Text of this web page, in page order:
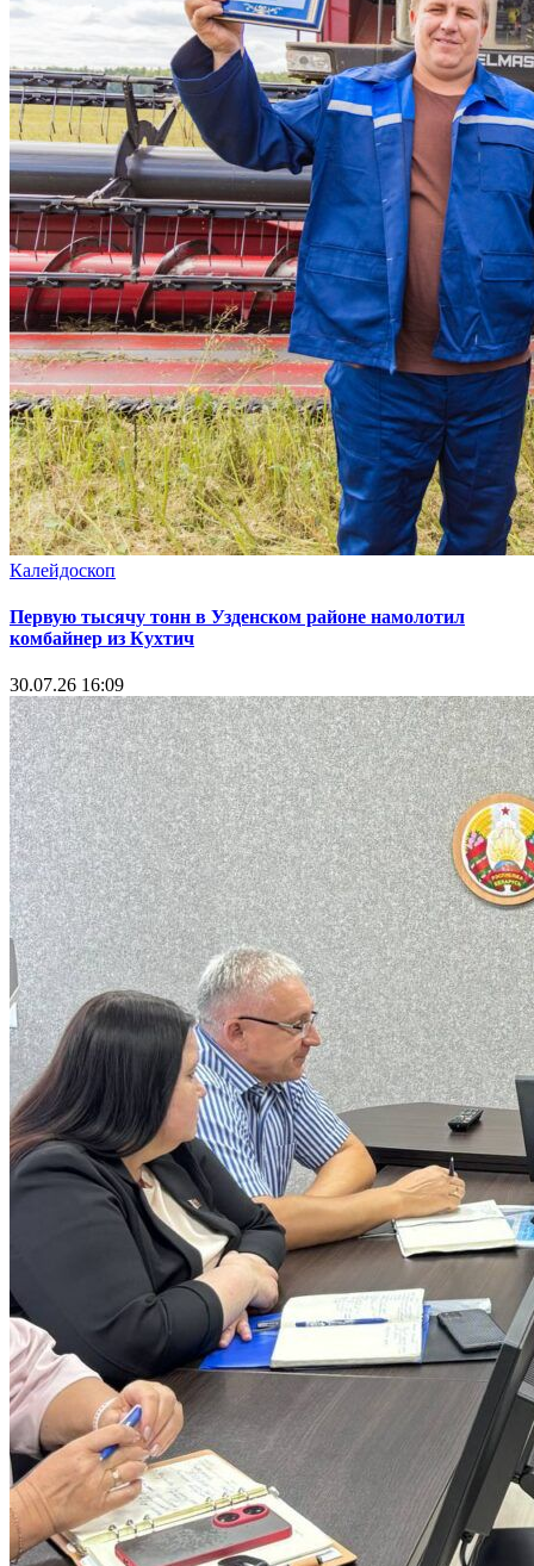
Калейдоскоп
Первую тысячу тонн в Узденском районе намолотил
комбайнер из Кухтич
30.07.26 16:09